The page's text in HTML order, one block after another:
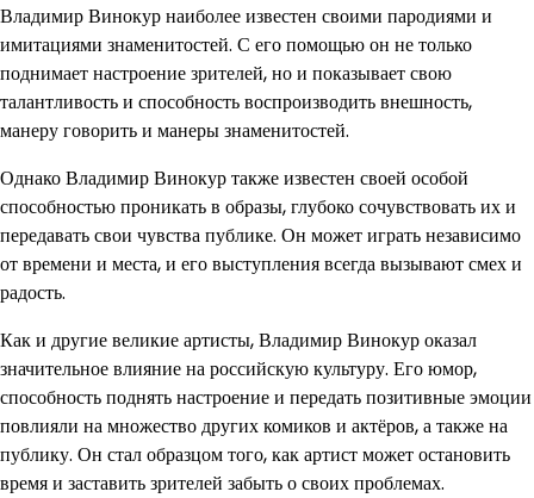
Владимир Винокур наиболее известен своими пародиями и
имитациями знаменитостей. С его помощью он не только
поднимает настроение зрителей, но и показывает свою
талантливость и способность воспроизводить внешность,
манеру говорить и манеры знаменитостей.
Однако Владимир Винокур также известен своей особой
способностью проникать в образы, глубоко сочувствовать их и
передавать свои чувства публике. Он может играть независимо
от времени и места, и его выступления всегда вызывают смех и
радость.
Как и другие великие артисты, Владимир Винокур оказал
значительное влияние на российскую культуру. Его юмор,
способность поднять настроение и передать позитивные эмоции
повлияли на множество других комиков и актёров, а также на
публику. Он стал образцом того, как артист может остановить
время и заставить зрителей забыть о своих проблемах.